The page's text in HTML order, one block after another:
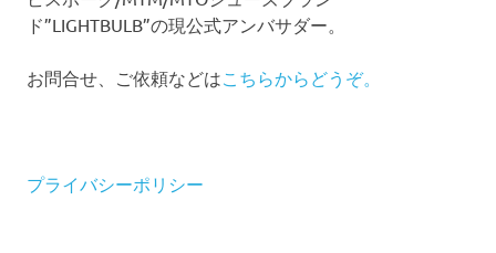
ド”LIGHTBULB”の現公式アンバサダー。
お問合せ、ご依頼などは こちらからどうぞ。
プライバシーポリシー